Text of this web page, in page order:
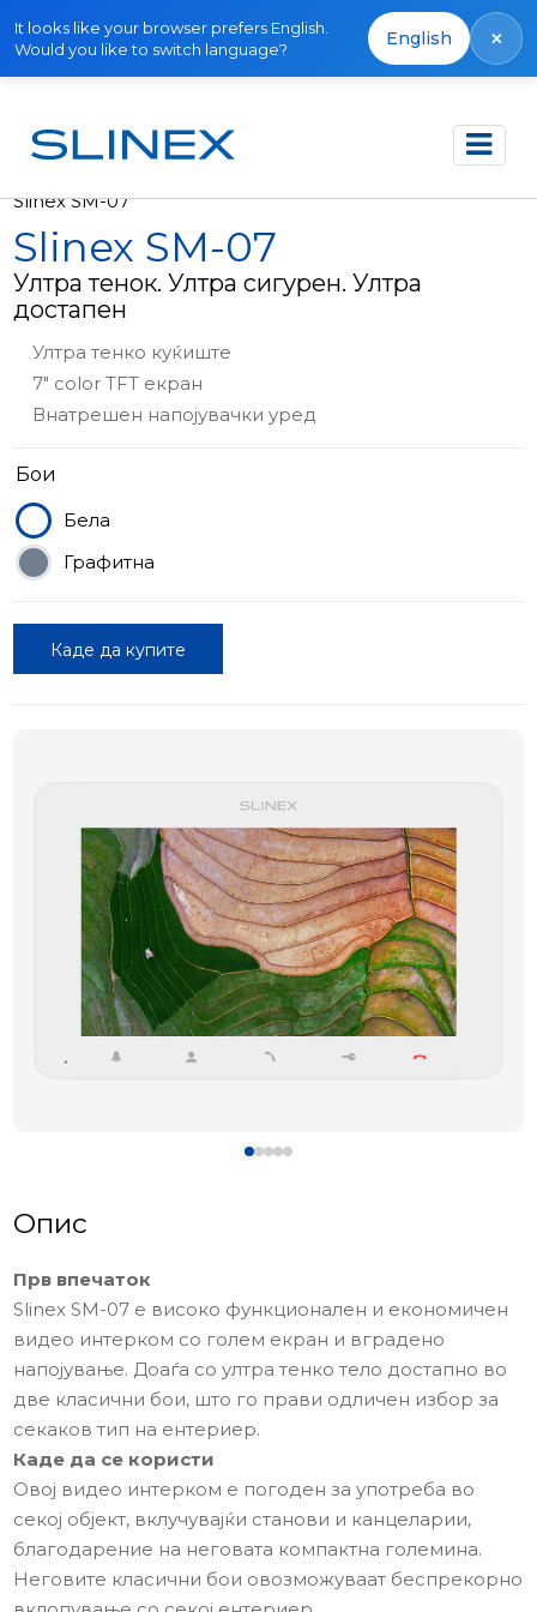
It looks like your browser prefers English.
Would you like to switch language?
English ×
Почетна Производи
Slinex SM-07
Slinex SM-07
Ултра тенок. Ултра сигурен. Ултра
достапен
Ултра тенко куќиште
7" color TFT екран
Внатрешен напојувачки уред
Бои
Бела
Графитна
Каде да купите
Опис
Прв впечаток
Slinex SM-07 е високо функционален и економичен
видео интерком со голем екран и вградено
напојување. Доаѓа со ултра тенко тело достапно во
две класични бои, што го прави одличен избор за
секаков тип на ентериер.
Каде да се користи
Овој видео интерком е погоден за употреба во
секој објект, вклучувајќи станови и канцеларии,
благодарение на неговата компактна големина.
Неговите класични бои овозможуваат беспрекорно